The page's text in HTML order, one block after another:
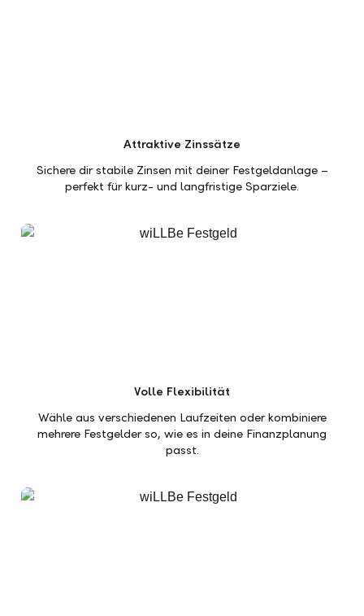
Attraktive Zinssätze
Sichere dir stabile Zinsen mit deiner Festgeldanlage –
perfekt für kurz- und langfristige Sparziele.
Volle Flexibilität
Wähle aus verschiedenen Laufzeiten oder kombiniere
mehrere Festgelder so, wie es in deine Finanzplanung
passt.